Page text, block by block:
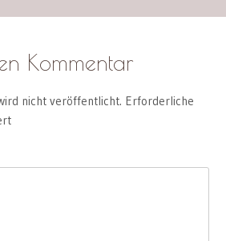
Kommentar
nicht veröffentlicht. Erforderliche